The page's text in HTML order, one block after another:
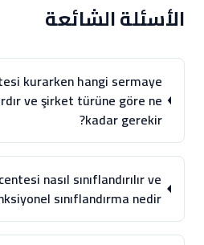
الأسئلة الشائعة
kurarken hangi sermaye
ve şirket türüne göre ne
kadar gerekir?
nasıl sınıflandırılır ve
sınıflandırma nedir?